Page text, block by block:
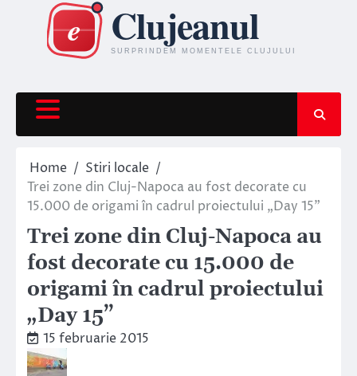
content
Home
Stiri locale
Trei zone din Cluj-Napoca au fost decorate cu
15.000 de origami în cadrul proiectului „Day 15”
Trei zone din Cluj-Napoca au
fost decorate cu 15.000 de
origami în cadrul proiectului
„Day 15”
15 februarie 2015